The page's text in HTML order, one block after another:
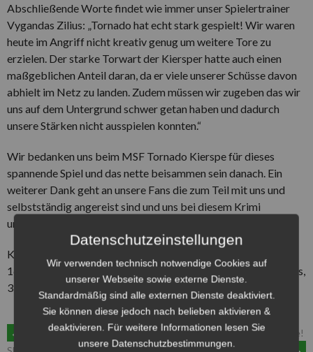
Abschließende Worte findet wie immer unser Spielertrainer
Vygandas Zilius: „Tornado hat echt stark gespielt! Wir waren
heute im Angriff nicht kreativ genug um weitere Tore zu
erzielen. Der starke Torwart der Kiersper hatte auch einen
maßgeblichen Anteil daran, da er viele unserer Schüsse davon
abhielt im Netz zu landen. Zudem müssen wir zugeben das wir
uns auf dem Untergrund schwer getan haben und dadurch
unsere Stärken nicht ausspielen konnten.“
Wir bedanken uns beim MSF Tornado Kierspe für dieses
spannende Spiel und das nette beisammen sein danach. Ein
weiterer Dank geht an unsere Fans die zum Teil mit uns und
selbstständig angereist sind und uns bei diesem Krimi
unterstützt haben!
Kader: 1-Jan Lebert, 7-Niclas Eberle, 11-Tobias Hahnenberg,
16-Leon Bobbert, 18-Dustin Hoppenstock, 23-Dovydas Zilius,
37-Nandino Costa, 39-Vygandas Zilius
ARTIKEL-
←
Sieg in Jarmen und der erste Wir sammeln Scheine für Vereine!
→
Datenschutzeinstellungen
Wir verwenden technisch notwendige Cookies auf
unserer Webseite sowie externe Dienste.
Standardmäßig sind alle externen Dienste deaktiviert.
Sie können diese jedoch nach belieben aktivieren &
deaktivieren. Für weitere Informationen lesen Sie
unsere Datenschutzbestimmungen.